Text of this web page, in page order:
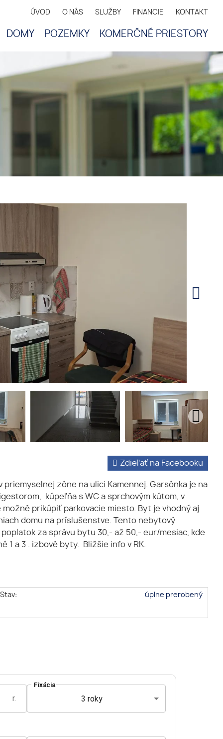
ÚVOD O NÁS SLUŽBY FINANCIE KONTAKT
DOMY POZEMKY KOMERČNÉ PRIESTORY
Zdieľať na Facebooku
zóne na ulici Kamennej. Garsónka je na
kúpeľňa s WC a sprchovým kútom, v
prikúpiť parkovacie miesto. Byt je vhodný aj
domu na príslušenstve. Tento nebytový
za správu bytu 30,- až 50,- eur/mesiac, kde
1 a 3 . izbové byty. Bližšie info v RK.
Stav: úplne prerobený